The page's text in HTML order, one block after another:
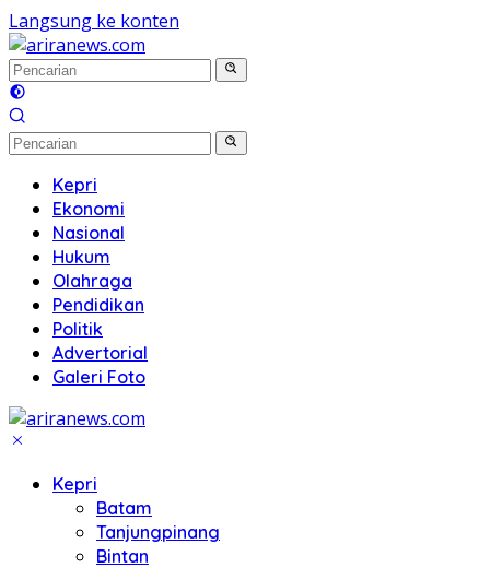
Langsung ke konten
Kepri
Ekonomi
Nasional
Hukum
Olahraga
Pendidikan
Politik
Advertorial
Galeri Foto
Kepri
Batam
Tanjungpinang
Bintan